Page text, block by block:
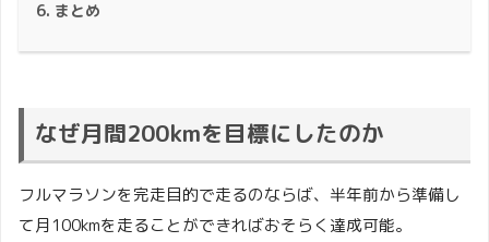
まとめ
なぜ月間200kmを目標にしたのか
フルマラソンを完走目的で走るのならば、半年前から準備し
て月100kmを走ることができればおそらく達成可能。